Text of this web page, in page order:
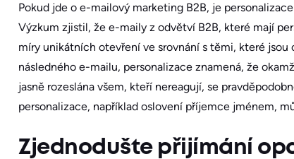
Pokud jde o e-mailový marketing B2B, je
Výzkum zjistil, že e-maily z odvětví B2B, které mají
míry unikátních otevření ve srovnání s těmi, které
následného e-mailu, personalizace znamená, že
jasně rozeslána všem, kteří nereagují, se
personalizace, například oslovení příjemce jménem,
Zjednodušte přijímání